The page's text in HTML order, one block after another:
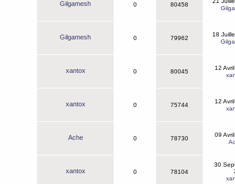
Gilgamesh 0 80458
Gilgamesh 0 79962
18
xantox 0 80045
12
xantox 0 75744
12
Ache 0 78730
09
xantox 0 78104
30